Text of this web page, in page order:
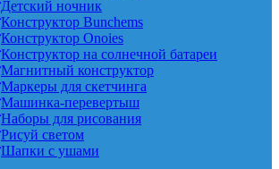
Детский ночник
Конструктор Bunchems
Конструктор Onoies
Конструктор на солнечной батареи
Магнитный конструктор
Маркеры для скетчинга
Машинка-перевертыш
Наборы для рисования
Рисуй светом
Шапки с ушами